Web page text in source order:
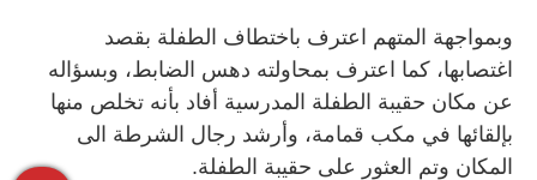
وبمواجهة المتهم اعترف باختطاف الطفلة بقصد
اغتصابها، كما اعترف بمحاولته دهس الضابط، وبسؤاله
عن مكان حقيبة الطفلة المدرسية أفاد بأنه تخلص منها
بإلقائها في مكب قمامة، وأرشد رجال الشرطة الى
المكان وتم العثور على حقيبة الطفلة.